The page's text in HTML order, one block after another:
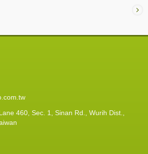
460, Sec. 1, Sinan Rd., Wurih Dist.,